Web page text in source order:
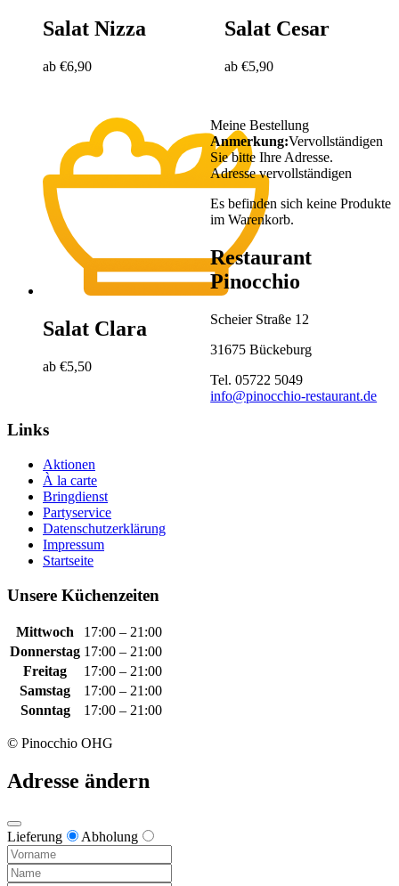
Salat Nizza
ab €6,90
Salat Cesar
ab €5,90
Salat Clara
ab €5,50
Meine Bestellung
Anmerkung:Vervollständigen
Sie bitte Ihre Adresse.
Adresse vervollständigen
Es befinden sich keine Produkte
im Warenkorb.
Restaurant
Pinocchio
Scheier Straße 12
31675 Bückeburg
Tel. 05722 5049
info@pinocchio-restaurant.de
Links
Aktionen
À la carte
Bringdienst
Partyservice
Datenschutzerklärung
Impressum
Startseite
Unsere Küchenzeiten
Mittwoch
17:00 – 21:00
Donnerstag 17:00 – 21:00
Freitag
17:00 – 21:00
Samstag
17:00 – 21:00
Sonntag
17:00 – 21:00
© Pinocchio OHG
Adresse ändern
Lieferung Abholung